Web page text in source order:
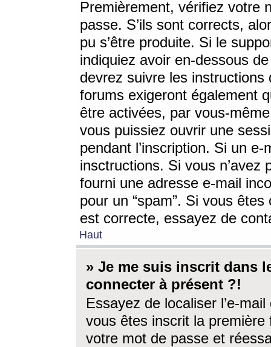
Premièrement, vérifiez votre
passe. S’ils sont corrects,
pu s’être produite. Si le
indiquiez avoir en-dessous
devrez suivre les
forums exigeront également
être activées, par vous-
vous puissiez ouvrir une
pendant l’inscription. Si un
insctructions. Si vous n’avez
fourni une adresse e-mail
pour un “spam”. Si vous
est correcte, essayez de
Haut
» Je me suis inscrit dans
connecter à présent ?!
Essayez de localiser l’e-
vous êtes inscrit la première
votre mot de passe et